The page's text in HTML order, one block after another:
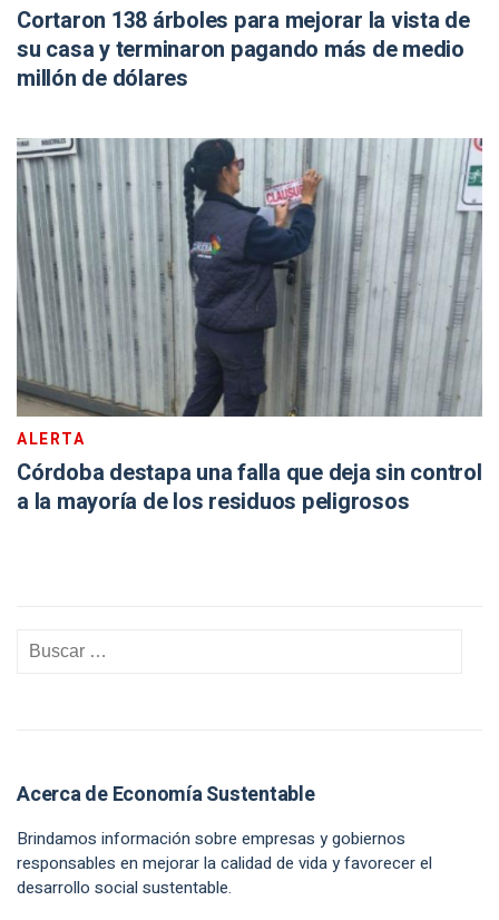
Cortaron 138 árboles para mejorar la vista de
su casa y terminaron pagando más de medio
millón de dólares
ALERTA
Córdoba destapa una falla que deja sin control
a la mayoría de los residuos peligrosos
Acerca de Economía Sustentable
Brindamos información sobre empresas y gobiernos
responsables en mejorar la calidad de vida y favorecer el
desarrollo social sustentable.